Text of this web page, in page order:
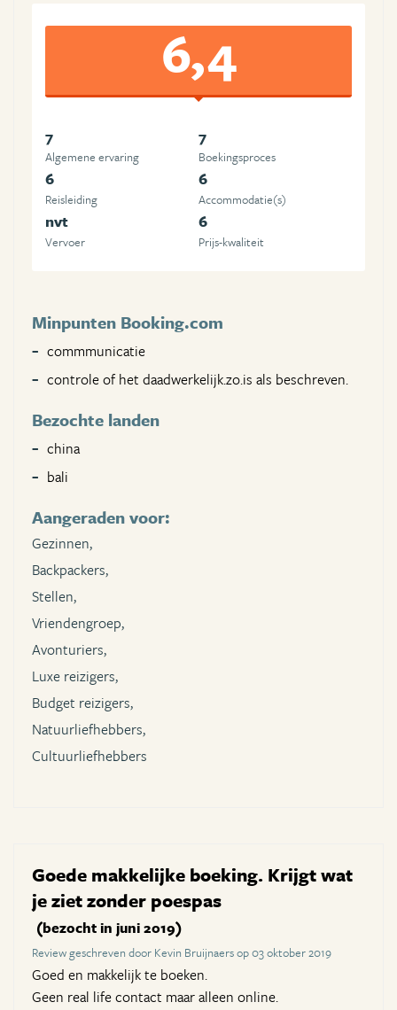
6,4
7
Algemene ervaring
7
Boekingsproces
6
Reisleiding
6
Accommodatie(s)
nvt
Vervoer
6
Prijs-kwaliteit
Minpunten Booking.com
commmunicatie
controle of het daadwerkelijk.zo.is als beschreven.
Bezochte landen
china
bali
Aangeraden voor:
Gezinnen,
Backpackers,
Stellen,
Vriendengroep,
Avonturiers,
Luxe reizigers,
Budget reizigers,
Natuurliefhebbers,
Cultuurliefhebbers
Goede makkelijke boeking. Krijgt wat
je ziet zonder poespas
(bezocht in juni 2019)
Review geschreven door Kevin Bruijnaers op 03 oktober 2019
Goed en makkelijk te boeken.
Geen real life contact maar alleen online.